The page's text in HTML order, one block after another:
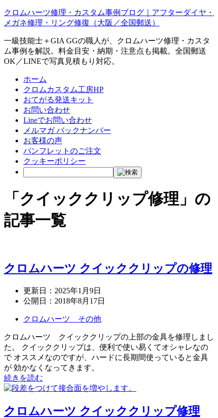
クロムハーツ修理・カスタム事例ブログ｜アフターダイヤ・
メガネ修理・リング修復（大阪／全国郵送）
一級技能士＋GIA GGの職人が、クロムハーツ修理・カスタ
ム事例を解説。料金目安・納期・注意点も掲載。全国郵送
OK／LINEで写真見積もり対応。
ホーム
クロムカスタム工房HP
おてがる発送キット
お問い合わせ
Lineでお問い合わせ
メルマガ バックナンバー
お客様の声
パンフレットのご注文
クッキーポリシー
「クイッククリップ修理」の
記事一覧
クロムハーツ クイッククリップの修理
更新日： 2025年1月9日
公開日： 2018年8月17日
クロムハーツ その他
クロムハーツ クイッククリップの上部の金具を修理しまし
た。 クイッククリップは、便利で使い易くてオシャレなの
で オススメなのですが、ハードに長期間使っていると金具
が 効かなくなってきます。
続きを読む
クロムハーツ クイッククリップ修理